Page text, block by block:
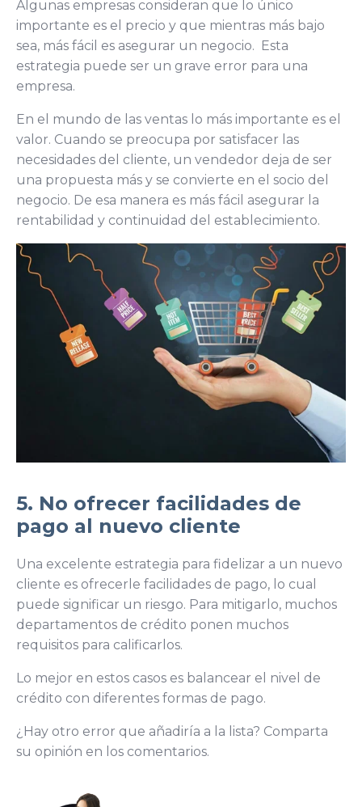
Algunas empresas consideran que lo único
importante es el precio y que mientras más bajo
sea, más fácil es asegurar un negocio. Esta
estrategia puede ser un grave error para una
empresa.
En el mundo de las ventas lo más importante es el
valor. Cuando se preocupa por satisfacer las
necesidades del cliente, un vendedor deja de ser
una propuesta más y se convierte en el socio del
negocio. De esa manera es más fácil asegurar la
rentabilidad y continuidad del establecimiento.
5. No ofrecer facilidades de
pago al nuevo cliente
Una excelente estrategia para fidelizar a un nuevo
cliente es ofrecerle facilidades de pago, lo cual
puede significar un riesgo. Para mitigarlo, muchos
departamentos de crédito ponen muchos
requisitos para calificarlos.
Lo mejor en estos casos es balancear el nivel de
crédito con diferentes formas de pago.
¿Hay otro error que añadiría a la lista? Comparta
su opinión en los comentarios.